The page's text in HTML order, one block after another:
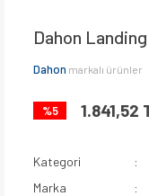
Dahon
Dahon markalı ürünler
%5 1.841,52
Kategori
Marka